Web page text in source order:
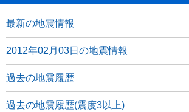
最新の地震情報
2012年02月03日の地震情報
過去の地震履歴
過去の地震履歴(震度3以上)